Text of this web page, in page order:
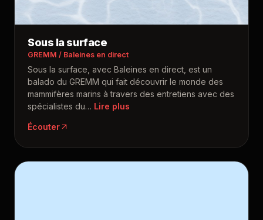
Sous la surface
GREMM / Baleines en direct
Sous la surface, avec Baleines en direct, est un
balado du GREMM qui fait découvrir le monde des
mammifères marins à travers des entretiens avec des
spécialistes du…
Écouter